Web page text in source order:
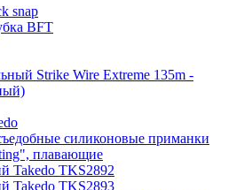
snap
BFT
Strike Wire Extreme 135m -
силиконовые приманки
плавающие
Takedo TKS2892
Takedo TKS2893